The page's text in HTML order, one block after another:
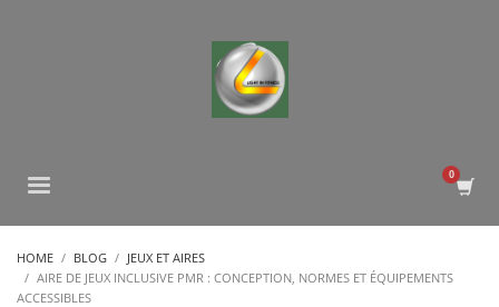
HOME BLOG
JEUX ET AIRES
AIRE DE JEUX INCLUSIVE PMR : CONCEPTION, NORMES ET ÉQUIPEMENTS
ACCESSIBLES